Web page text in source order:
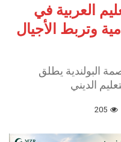
العربية في
وتربط الأجيال
البولندية يطلق
الديني